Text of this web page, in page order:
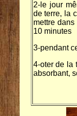
2-le jour
de terre, la
mettre
10 minutes
3-pendant
4-oter de la
absorbant,